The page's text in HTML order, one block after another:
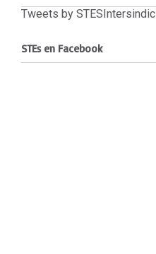
Tweets by STESIntersindic
STEs en Facebook